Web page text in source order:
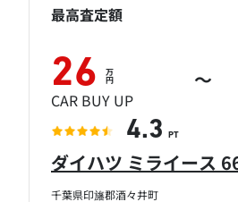
千葉県印旛郡酒々井町
ダイハツ ミライース
最高査定額
26 万
円 ～
CAR BUY UP
4.3 PT